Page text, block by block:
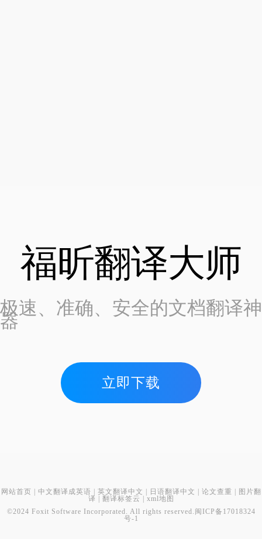
福昕翻译大师
极速、准确、安全的文档翻译神
器
立即下载
网站首页 中文翻译成英语 英文翻译中文 日语翻译中文 论文查重
图片翻
译
翻译标签云
xml地图
©2024 Foxit Software Incorporated. All rights reserved. 闽ICP备17018324
号-1